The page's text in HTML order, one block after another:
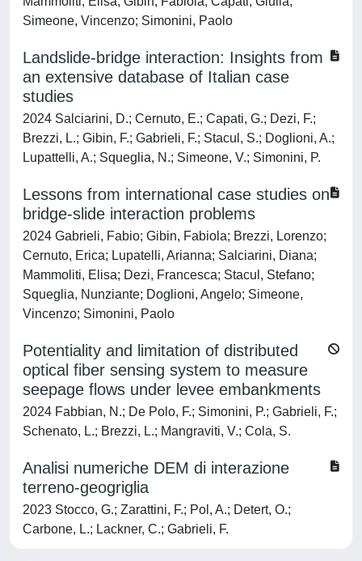
Simeone, Vincenzo; Simonini, Paolo
Landslide-bridge interaction: Insights from
an extensive database of Italian case
studies
2024 Salciarini, D.; Cernuto, E.; Capati, G.; Dezi, F.;
Brezzi, L.; Gibin, F.; Gabrieli, F.; Stacul, S.; Doglioni, A.;
Lupattelli, A.; Squeglia, N.; Simeone, V.; Simonini, P.
Lessons from international case studies on
bridge-slide interaction problems
2024 Gabrieli, Fabio; Gibin, Fabiola; Brezzi, Lorenzo;
Cernuto, Erica; Lupatelli, Arianna; Salciarini, Diana;
Mammoliti, Elisa; Dezi, Francesca; Stacul, Stefano;
Squeglia, Nunziante; Doglioni, Angelo; Simeone,
Vincenzo; Simonini, Paolo
Potentiality and limitation of distributed
optical fiber sensing system to measure
seepage flows under levee embankments
2024 Fabbian, N.; De Polo, F.; Simonini, P.; Gabrieli, F.;
Schenato, L.; Brezzi, L.; Mangraviti, V.; Cola, S.
Analisi numeriche DEM di interazione
terreno-geogriglia
2023 Stocco, G.; Zarattini, F.; Pol, A.; Detert, O.;
Carbone, L.; Lackner, C.; Gabrieli, F.